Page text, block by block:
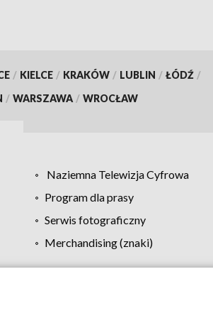
/ KIELCE / KRAKÓW / LUBLIN / ŁÓDŹ /
/ WARSZAWA / WROCŁAW
Naziemna Telewizja Cyfrowa
Program dla prasy
Serwis fotograficzny
Merchandising (znaki)